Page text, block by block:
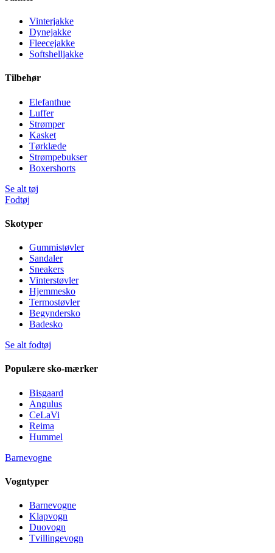
Vinterjakke
Dynejakke
Fleecejakke
Softshelljakke
Tilbehør
Elefanthue
Luffer
Strømper
Kasket
Tørklæde
Strømpebukser
Boxershorts
Se alt tøj
Fodtøj
Skotyper
Gummistøvler
Sandaler
Sneakers
Vinterstøvler
Hjemmesko
Termostøvler
Begyndersko
Badesko
Se alt fodtøj
Populære sko-mærker
Bisgaard
Angulus
CeLaVi
Reima
Hummel
Barnevogne
Vogntyper
Barnevogne
Klapvogn
Duovogn
Tvillingevogn